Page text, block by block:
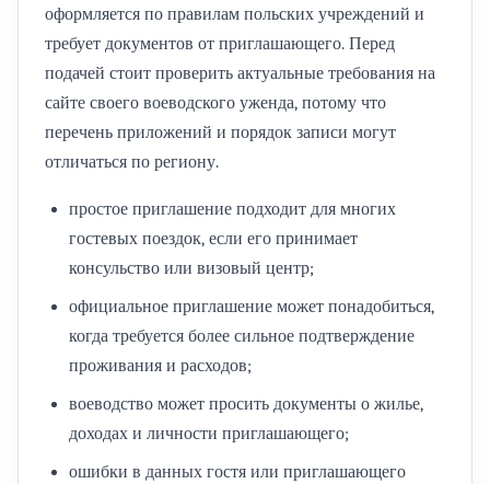
оформляется по правилам польских учреждений и
требует документов от приглашающего. Перед
подачей стоит проверить актуальные требования на
сайте своего воеводского уженда, потому что
перечень приложений и порядок записи могут
отличаться по региону.
простое приглашение подходит для многих
гостевых поездок, если его принимает
консульство или визовый центр;
официальное приглашение может понадобиться,
когда требуется более сильное подтверждение
проживания и расходов;
воеводство может просить документы о жилье,
доходах и личности приглашающего;
ошибки в данных гостя или приглашающего